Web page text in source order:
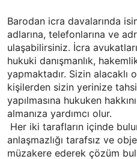
Barodan icra davalarında
adlarına, telefonlarına ve
ulaşabilirsiniz. İcra
hukuki danışmanlık,
yapmaktadır. Sizin alacaklı
kişilerden sizin yerinize
yapılmasına hukuken
almanıza yardımcı olur.
Her iki tarafların içinde
anlaşmazlığı tarafsız ve
müzakere ederek çözüm